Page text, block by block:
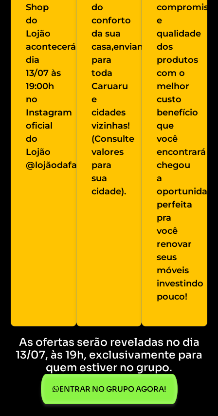
Shop
do
Lojão
acontecerá
dia
13/07 às
19:00h
no
Instagram
oficial
do
Lojão
@lojãodafabricamoveis
do
conforto
da sua
casa,enviamos
para
toda
Caruaru
e
cidades
vizinhas!
(Consulte
valores
para
sua
cidade).
e
qualidade
dos
produtos
com o
melhor
custo
benefício
que
você
encontrará
chegou
a
perfeita
pra
você
renovar
seus
móveis
investindo
pouco!
As ofertas serão reveladas no dia
13/07, às 19h, exclusivamente para
quem estiver no grupo.
ENTRAR NO GRUPO AGORA!